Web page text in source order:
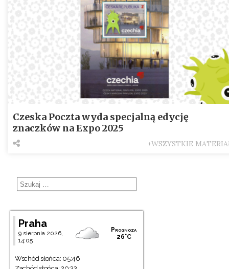
Czeska Poczta wyda specjalną edycję
znaczków na Expo 2025
+WSZYSTKIE
Praha
9 sierpnia 2026,
14:05
Prognoza
26°C
Wschód słońca: 05:46